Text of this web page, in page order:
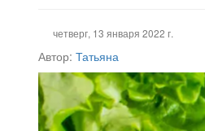
четверг, 13 января 2022 г.
Автор: Татьяна